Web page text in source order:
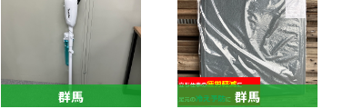
群馬 群馬